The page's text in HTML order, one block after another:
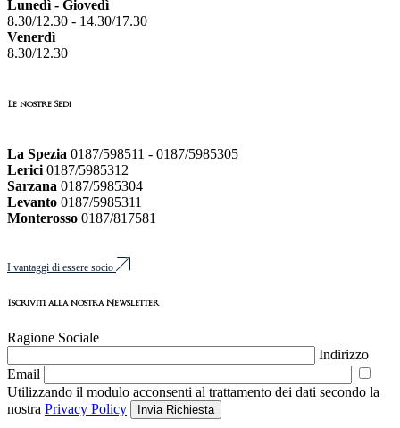
Lunedì - Giovedì
8.30/12.30 - 14.30/17.30
Venerdì
8.30/12.30
Le nostre Sedi
La Spezia 0187/598511 - 0187/5985305
Lerici 0187/5985312
Sarzana 0187/5985304
Levanto 0187/5985311
Monterosso 0187/817581
I vantaggi di essere socio
Iscriviti alla nostra Newsletter
Ragione Sociale
Indirizzo
Email
Utilizzando il modulo acconsenti al trattamento dei dati secondo la
nostra Privacy Policy Invia Richiesta